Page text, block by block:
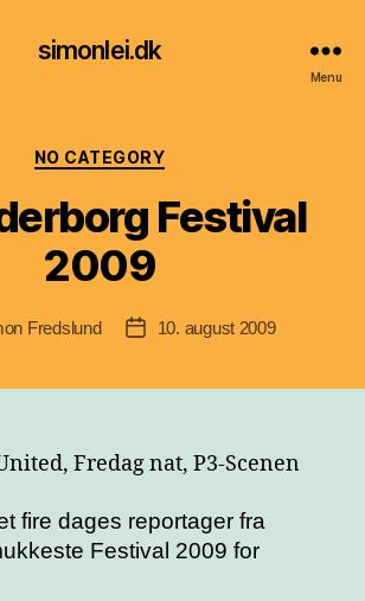
simonlei.dk
Menu
Kategorier
NO CATEGORY
Festival
2009
Fredslund Indlægsdato
10. august 2009
fire dages reportager fra
Festival 2009 for